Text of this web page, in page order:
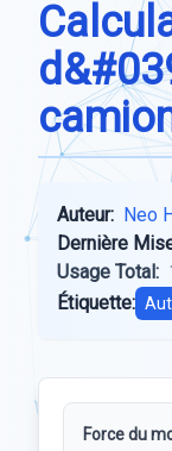
Auteur: Neo
Dernière
Usage Total:
Étiquette:
Force du